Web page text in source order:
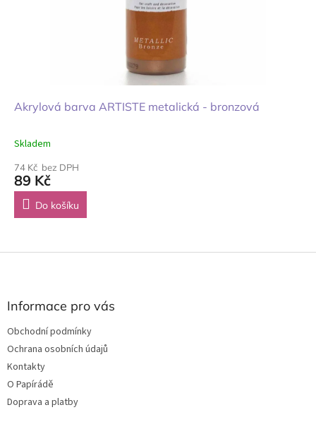
Akrylová barva ARTISTE metalická - bronzová
Skladem
74 Kč bez DPH
89 Kč
Do košíku
Z
Informace pro vás
Obchodní podmínky
Ochrana osobních údajů
Kontakty
O Papírádě
Doprava a platby